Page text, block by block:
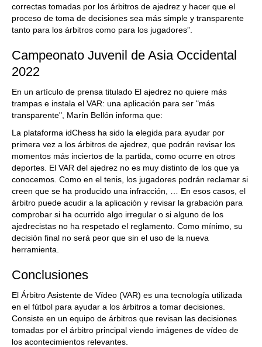
correctas tomadas por los árbitros de ajedrez y hacer que el
proceso de toma de decisiones sea más simple y transparente
tanto para los árbitros como para los jugadores”.
Campeonato Juvenil de Asia Occidental
2022
En un artículo de prensa titulado El ajedrez no quiere más
trampas e instala el VAR: una aplicación para ser "más
transparente", Marín Bellón informa que:
La plataforma idChess ha sido la elegida para ayudar por
primera vez a los árbitros de ajedrez, que podrán revisar los
momentos más inciertos de la partida, como ocurre en otros
deportes. El VAR del ajedrez no es muy distinto de los que ya
conocemos. Como en el tenis, los jugadores podrán reclamar si
creen que se ha producido una infracción, … En esos casos, el
árbitro puede acudir a la aplicación y revisar la grabación para
comprobar si ha ocurrido algo irregular o si alguno de los
ajedrecistas no ha respetado el reglamento. Como mínimo, su
decisión final no será peor que sin el uso de la nueva
herramienta.
Conclusiones
El Árbitro Asistente de Vídeo (VAR) es una tecnología utilizada
en el fútbol para ayudar a los árbitros a tomar decisiones.
Consiste en un equipo de árbitros que revisan las decisiones
tomadas por el árbitro principal viendo imágenes de vídeo de
los acontecimientos relevantes.